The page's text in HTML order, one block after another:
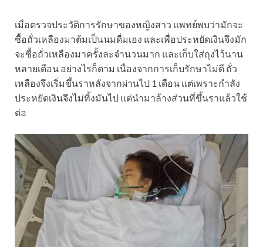
เมื่อตรวจประวัติการรักษาของหญิงสาว แพทย์พบว่ามักจะ
ซื้อถั่วเหลืองมาต้มเป็นนมดื่มเอง และเพื่อประหยัดเงินจึงมัก
จะซื้อถั่วเหลืองมาครั้งละจำนวนมาก และเก็บใส่ถุงไว้นาน
หลายเดือน อย่างไรก็ตาม เนื่องจากการเก็บรักษาไม่ดี ถั่ว
เหลืองจึงเริ่มขึ้นราหลังจากผ่านไป 1 เดือน แต่เพราะกำลัง
ประหยัดเงินจึงไม่ทิ้งมันไป แต่นำมาล้างส่วนที่ขึ้นราแล้วใช้
ต่อ